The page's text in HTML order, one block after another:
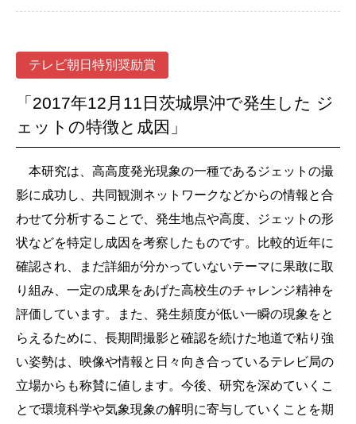
テレビ朝日特別奨励賞
「2017年12月11日茨城県沖で発生した ジ
ェットの特徴と成因」
本研究は、高高度発光現象の一種であるジェットの撮
影に成功し、共同観測ネットワークなどからの情報と合
わせて分析することで、発生地点や高度、ジェットの形
状などを特定し成因を考察したものです。比較的近年に
確認され、まだ詳細が分かっていないテーマに果敢に取
り組み、一定の成果をあげた高校生のチャレンジ精神を
評価しています。また、発生頻度が低い一瞬の現象をと
らえるために、長期間撮影と確認を続けた地道で粘り強
い姿勢は、映像や情報と日々向き合っているテレビ局の
立場からも称賛に値します。今後、研究を深めていくこ
とで環境科学や気象現象の解明に寄与していくことを期